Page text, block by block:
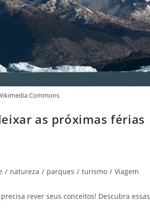
Commons
as próximas férias
/ natureza / parques / turismo / Viagem
rever seus conceitos! Descubra essas